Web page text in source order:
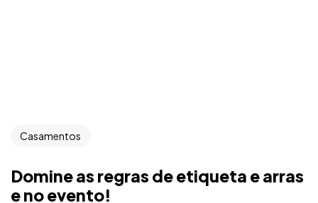
Casamentos
Domine as regras de etiqueta e arras
e no evento!